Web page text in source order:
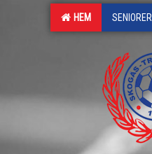
HEM SENIORER